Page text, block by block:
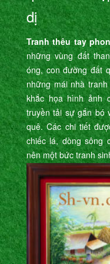
dị
Tranh thêu tay
những vùng đất
óng, con đường đất
những mái nhà
khắc họa hình ảnh
truyền tải sự gắn bó
quê. Các chi tiết
chiếc lá, dòng sông
nên một bức tranh